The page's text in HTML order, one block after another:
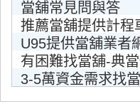
當舖常見問與答
推薦當舖提供計程
U95提供當舖業者
有困難找當舖-典
3-5萬資金需求找